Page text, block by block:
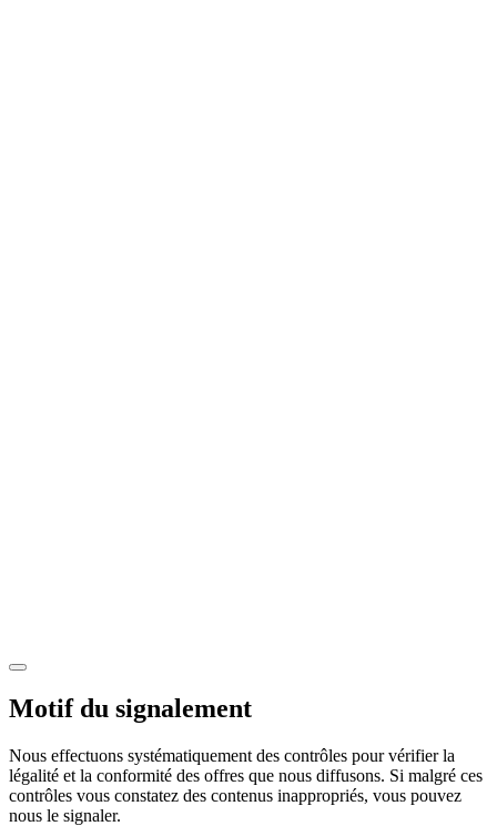
Motif du signalement
Nous effectuons systématiquement des contrôles pour vérifier la
légalité et la conformité des offres que nous diffusons. Si malgré ces
contrôles vous constatez des contenus inappropriés, vous pouvez
nous le signaler.